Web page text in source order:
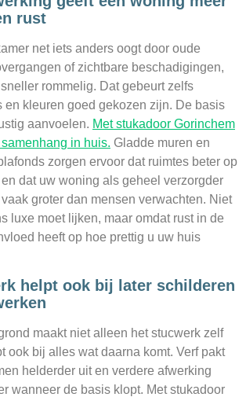
rust
net iets anders oogt door oude
of zichtbare beschadigingen,
rommelig. Dat gebeurt zelfs
en kleuren goed gekozen zijn. De basis
aanvoelen. Met stukadoor Gorinchem
in huis. Gladde muren en
zorgen ervoor dat ruimtes beter op
dat uw woning als geheel verzorgder
groter dan mensen verwachten. Niet
luxe moet lijken, maar omdat rust in de
heeft op hoe prettig u uw huis
helpt ook bij later schilderen
maakt niet alleen het stucwerk zelf
ook bij alles wat daarna komt. Verf pakt
helderder uit en verdere afwerking
wanneer de basis klopt. Met stukadoor